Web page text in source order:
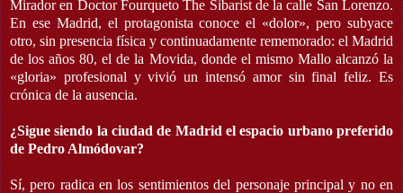
Mirador en Doctor Fourqueto The Sibarist de la calle San Lorenzo.
En ese Madrid, el protagonista conoce el «dolor», pero subyace
otro, sin presencia física y continuadamente rememorado: el Madrid
de los años 80, el de la Movida, donde el mismo Mallo alcanzó la
«gloria» profesional y vivió un intensó amor sin final feliz. Es
crónica de la ausencia.
¿Sigue siendo la ciudad de Madrid el espacio urbano preferido
de Pedro Almódovar?
Sí, pero radica en los sentimientos del personaje principal y no en